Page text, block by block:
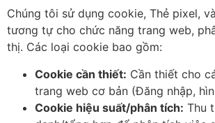
Chúng tôi sử dụng cookie, Thẻ pixel,
tương tự cho chức năng trang web,
thị. Các loại cookie bao gồm:
Cookie cần thiết: Cần thiết cho
trang web cơ bản (Đăng nhập,
Cookie hiệu suất/phân tích: Thu